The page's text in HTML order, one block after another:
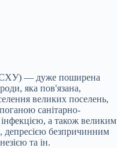
(СХУ) — дуже поширена
яка пов'язана,
великих поселень,
санітарно-
а також великим
депресією безпричинним
та ін.